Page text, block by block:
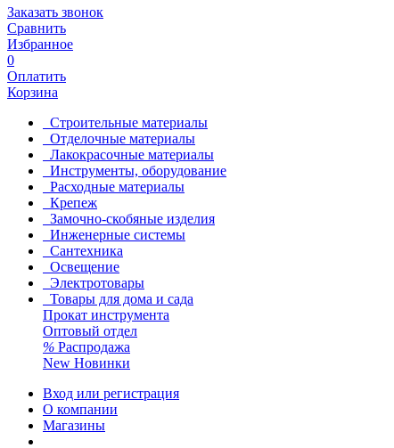
Заказать звонок
Сравнить
Избранное
0
Оплатить
Корзина
Строительные материалы
Отделочные материалы
Лакокрасочные материалы
Инструменты, оборудование
Расходные материалы
Крепеж
Замочно-скобяные изделия
Инженерные системы
Сантехника
Освещение
Электротовары
Товары для дома и сада
Прокат инструмента
Оптовый отдел
% Распродажа
New Новинки
Вход или регистрация
О компании
Магазины